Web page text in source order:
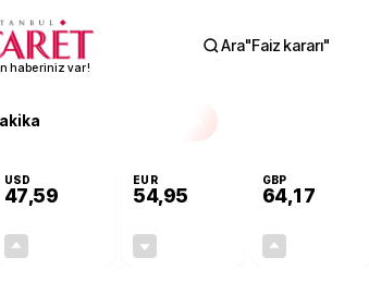
haberiniz var!
Ara"Faiz kararı"
USD
47,59
EUR
54,95
GBP
64,17